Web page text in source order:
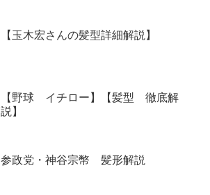
【玉木宏さんの髪型詳細解説】
【野球 イチロー】【髪型 徹底解
説】
参政党・神谷宗幣 髪形解説